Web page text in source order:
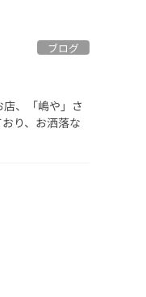
ブログ
、「嶋や」さ
り、お洒落な